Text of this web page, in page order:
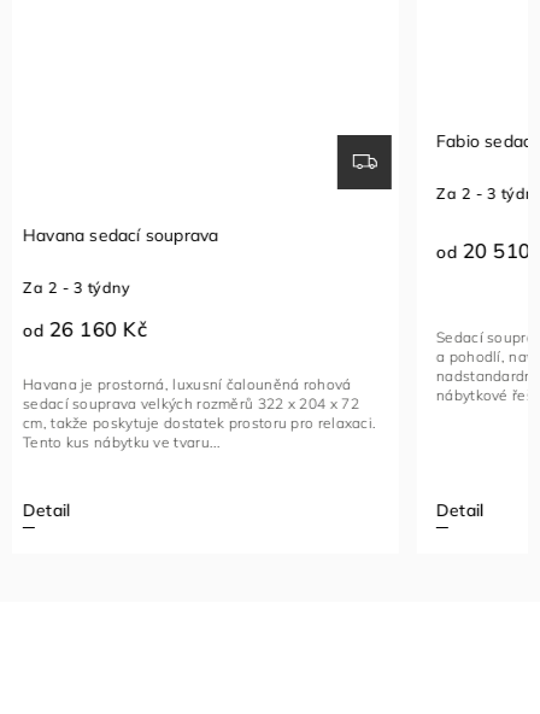
20 510 Kč
Detail
Sedací souprava FABIO je ideální kombinací luxusu
nadstandardní komfort. Toto stylové a multifunkční
nábytkové řešení je vyrobeno...
Sedací
Za 1 - 2
od23
Detail
Rohová
funkční kus
vybavený
kovovými